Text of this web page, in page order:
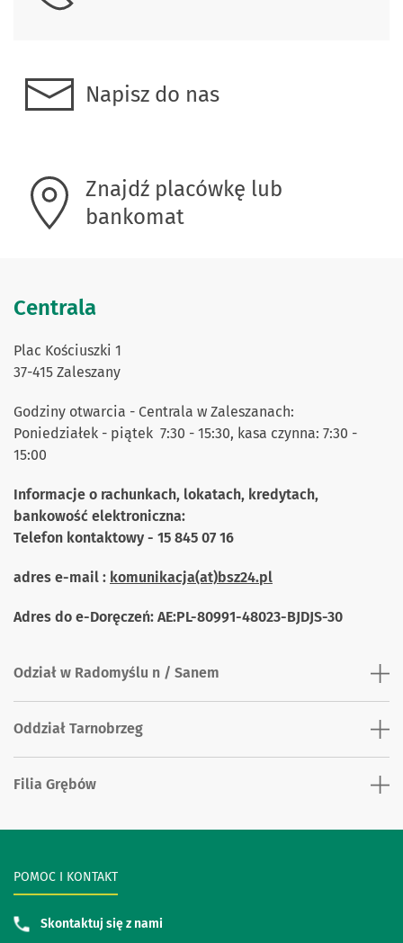
Napisz do nas
Znajdź placówkę lub
bankomat
Centrala
Plac Kościuszki 1
37-415 Zaleszany
Godziny otwarcia - Centrala w Zaleszanach:
Poniedziałek - piątek 7:30 - 15:30, kasa czynna: 7:30 -
15:00
Informacje o rachunkach, lokatach, kredytach,
bankowość elektroniczna:
Telefon kontaktowy - 15 845 07 16
adres e-mail : komunikacja(at)bsz24.pl
Adres do e-Doręczeń: AE:PL-80991-48023-BJDJS-30
Odział w Radomyślu n / Sanem
Oddział Tarnobrzeg
Filia Grębów
POMOC I KONTAKT
Skontaktuj się z nami